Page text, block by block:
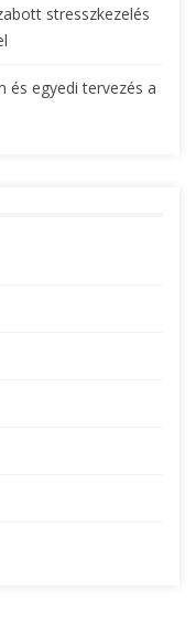
stresszkezelés
és egyedi tervezés a